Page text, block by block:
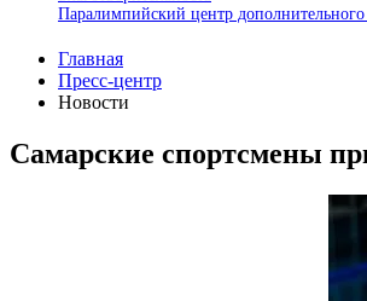
Паралимпийский центр
Главная
Пресс-центр
Новости
Самарские спортсмены